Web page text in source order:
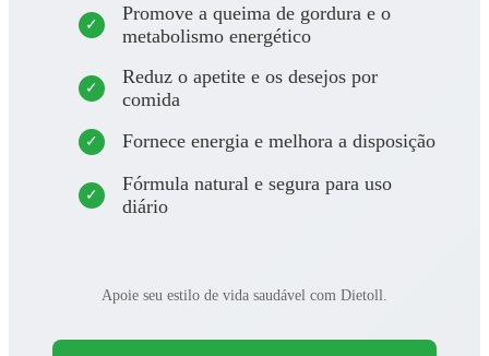
Promove a queima de gordura e o
metabolismo energético
Reduz o apetite e os desejos por
comida
Fornece energia e melhora a disposição
Fórmula natural e segura para uso
diário
Apoie seu estilo de vida saudável com Dietoll.